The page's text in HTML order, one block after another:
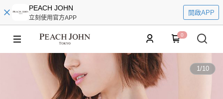
PEACH JOHN
立刻使用官方APP
開啟APP
0
1/10